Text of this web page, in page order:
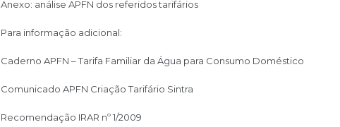
Anexo: análise APFN dos referidos tarifários
Para informação adicional:
Caderno APFN – Tarifa Familiar da Água para Consumo Doméstico
Comunicado APFN Criação Tarifário Sintra
Recomendação IRAR nº 1/2009